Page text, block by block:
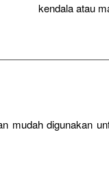
kendala atau
mudah digunakan